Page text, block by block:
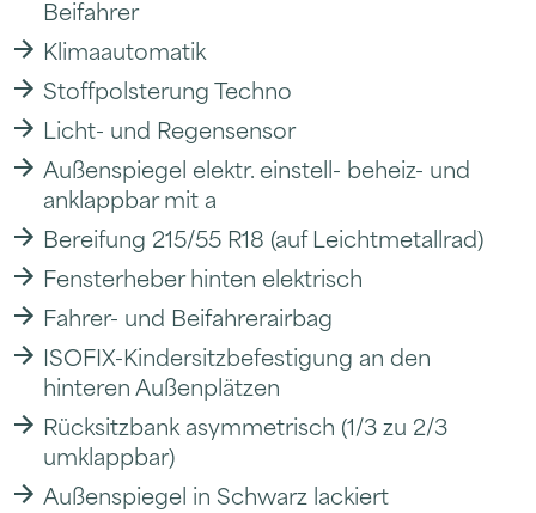
Beifahrer
Klimaautomatik
Stoffpolsterung Techno
Licht- und Regensensor
Außenspiegel elektr. einstell- beheiz- und
anklappbar mit a
Bereifung 215/55 R18 (auf Leichtmetallrad)
Fensterheber hinten elektrisch
Fahrer- und Beifahrerairbag
ISOFIX-Kindersitzbefestigung an den
hinteren Außenplätzen
Rücksitzbank asymmetrisch (1/3 zu 2/3
umklappbar)
Außenspiegel in Schwarz lackiert